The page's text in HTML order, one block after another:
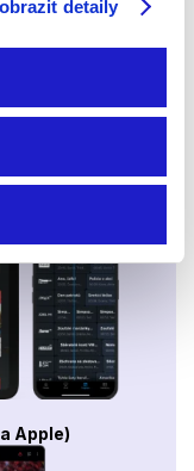
detaily
LG, VIDAA
Apple)